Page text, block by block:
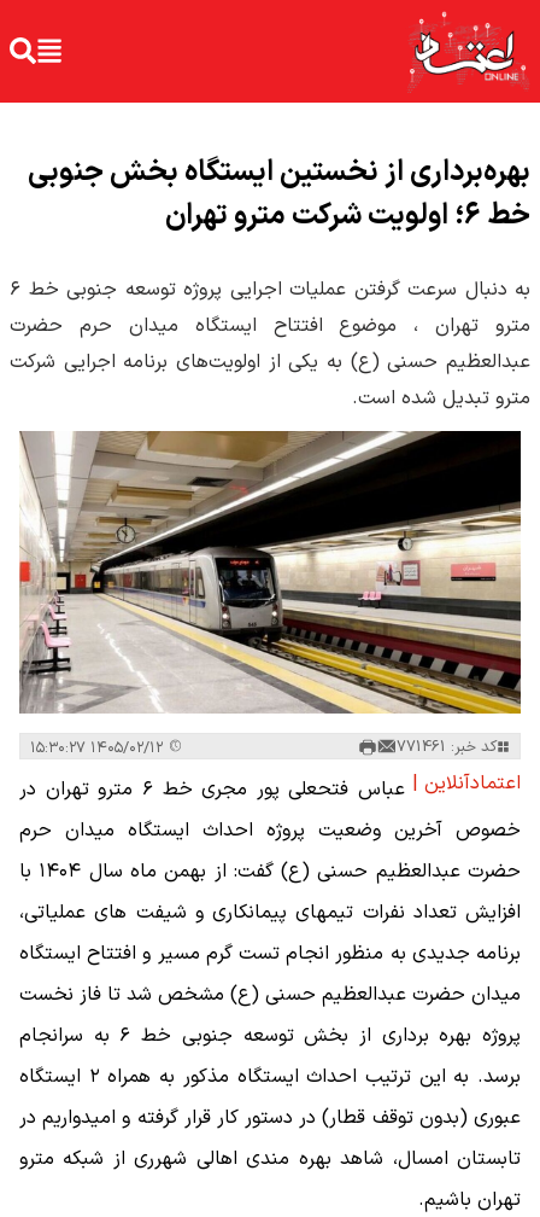
بهره‌برداری از نخستین ایستگاه بخش جنوبی
خط ۶؛ اولویت شرکت مترو تهران
به دنبال سرعت گرفتن عملیات اجرایی پروژه توسعه جنوبی خط ۶
مترو تهران ، موضوع افتتاح ایستگاه میدان حرم حضرت
عبدالعظیم حسنی (ع) به یکی از اولویت‌های برنامه اجرایی شرکت
مترو تبدیل شده است.
کد خبر: 771461
اعتمادآنلاین |
عباس فتحعلی پور مجری خط ۶ مترو تهران در
خصوص آخرین وضعیت پروژه احداث ایستگاه میدان حرم
حضرت عبدالعظیم حسنی (ع) گفت: از بهمن ماه سال ۱۴۰۴ با
افزایش تعداد نفرات تیمهای پیمانکاری و شیفت های عملیاتی،
برنامه جدیدی به منظور انجام تست گرم مسیر و افتتاح ایستگاه
میدان حضرت عبدالعظیم حسنی (ع) مشخص شد تا فاز نخست
پروژه بهره برداری از بخش توسعه جنوبی خط ۶ به سرانجام
برسد. به این ترتیب احداث ایستگاه مذکور به همراه ۲ ایستگاه
عبوری (بدون توقف قطار) در دستور کار قرار گرفته و امیدواریم در
تابستان امسال، شاهد بهره مندی اهالی شهرری از شبکه مترو
تهران باشیم.